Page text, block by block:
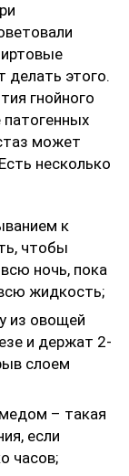
делать этого.
гнойного
может
несколько
к
чтобы
ночь, пока
жидкость;
из овощей
и держат 2-
слоем
– такая
если
часов;